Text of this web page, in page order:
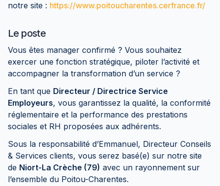
notre site : https://www.poitoucharentes.cerfrance.fr/
Le poste
Vous êtes manager confirmé ? Vous souhaitez
exercer une fonction stratégique, piloter l’activité et
accompagner la transformation d’un service ?
En tant que Directeur / Directrice Service
Employeurs, vous garantissez la qualité, la conformité
réglementaire et la performance des prestations
sociales et RH proposées aux adhérents.
Sous la responsabilité d’Emmanuel, Directeur Conseils
& Services clients, vous serez basé(e) sur notre site
de Niort-La Crèche (79) avec un rayonnement sur
l’ensemble du Poitou-Charentes.